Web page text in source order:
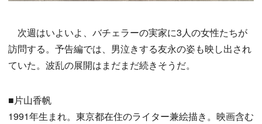
次週はいよいよ、バチェラーの実家に3人の女性たちが
訪問する。予告編では、男泣きする友永の姿も映し出され
ていた。波乱の展開はまだまだ続きそうだ。
■片山香帆
1991年生まれ。東京都在住のライター兼絵描き。映画含む